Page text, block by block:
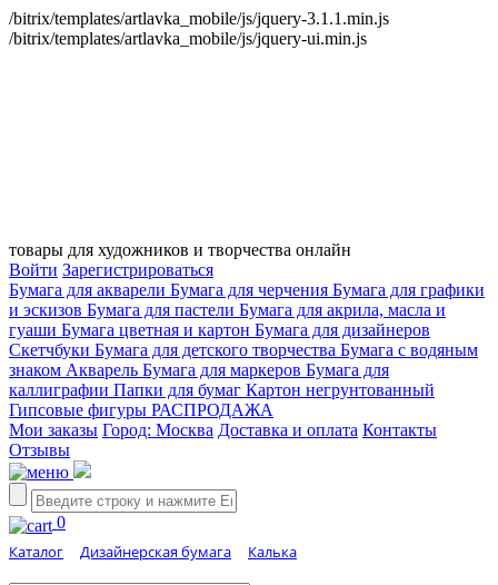
/bitrix/templates/artlavka_mobile/js/jquery-3.1.1.min.js
/bitrix/templates/artlavka_mobile/js/jquery-ui.min.js
товары для художников и творчества онлайн
Войти Зарегистрироваться
Бумага для акварели Бумага для черчения Бумага для графики
и эскизов Бумага для пастели Бумага для акрила, масла и
гуаши Бумага цветная и картон Бумага для дизайнеров
Скетчбуки Бумага для детского творчества Бумага с водяным
знаком Акварель Бумага для маркеров Бумага для
каллиграфии Папки для бумаг Картон негрунтованный
Гипсовые фигуры РАСПРОДАЖА
Мои заказы Город: Москва Доставка и оплата Контакты
Отзывы
0
Каталог Дизайнерская бумага Калька